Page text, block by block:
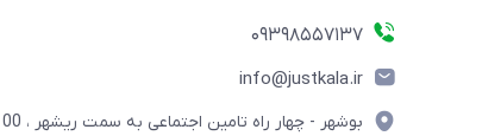
09398557137
info@justkala.ir